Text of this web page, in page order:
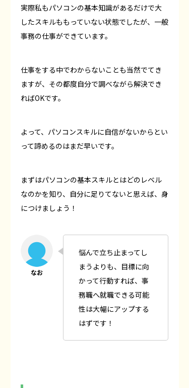
実際私もパソコンの基本知識があるだけで大
したスキルももっていない状態でしたが、一般
事務の仕事ができています。
仕事をする中でわからないことも当然でてき
ますが、その都度自分で調べながら解決でき
ればOKです。
よって、パソコンスキルに自信がないからとい
って諦めるのはまだ早いです。
まずはパソコンの基本スキルとはどのレベル
なのかを知り、自分に足りてないと思えば、身
につけましょう！
悩んで立ち止まってし
まうよりも、目標に向
かって行動すれば、事
務職へ就職できる可能
性は大幅にアップする
はずです！